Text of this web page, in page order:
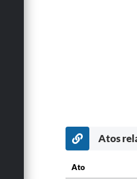
Atos
Ato